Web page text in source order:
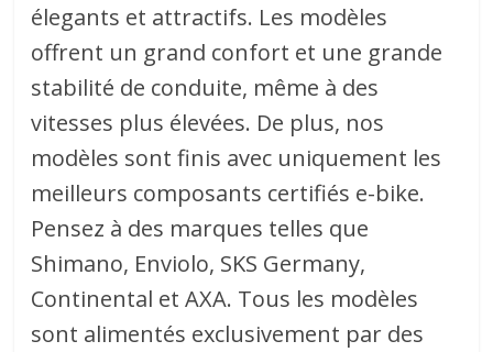
élegants et attractifs. Les modèles
offrent un grand confort et une grande
stabilité de conduite, même à des
vitesses plus élevées. De plus, nos
modèles sont finis avec uniquement les
meilleurs composants certifiés e-bike.
Pensez à des marques telles que
Shimano, Enviolo, SKS Germany,
Continental et AXA. Tous les modèles
sont alimentés exclusivement par des